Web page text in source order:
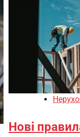
Нові